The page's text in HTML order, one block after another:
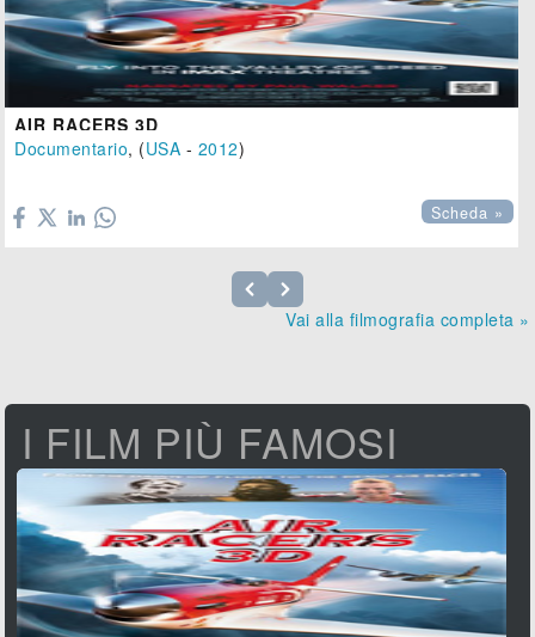
AIR RACERS 3D
Documentario, (USA - 2012)
Scheda »
Vai alla filmografia completa »
I FILM PIÙ FAMOSI